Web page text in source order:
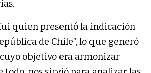
quien presentó la indicación
de Chile”, lo que generó
objetivo era armonizar